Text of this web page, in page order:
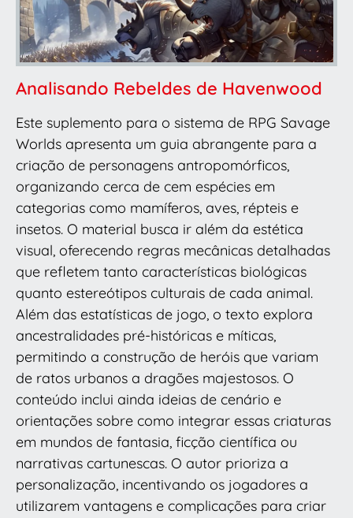
Analisando Rebeldes de Havenwood
Este suplemento para o sistema de RPG Savage
Worlds apresenta um guia abrangente para a
criação de personagens antropomórficos,
organizando cerca de cem espécies em
categorias como mamíferos, aves, répteis e
insetos. O material busca ir além da estética
visual, oferecendo regras mecânicas detalhadas
que refletem tanto características biológicas
quanto estereótipos culturais de cada animal.
Além das estatísticas de jogo, o texto explora
ancestralidades pré-históricas e míticas,
permitindo a construção de heróis que variam
de ratos urbanos a dragões majestosos. O
conteúdo inclui ainda ideias de cenário e
orientações sobre como integrar essas criaturas
em mundos de fantasia, ficção científica ou
narrativas cartunescas. O autor prioriza a
personalização, incentivando os jogadores a
utilizarem vantagens e complicações para criar